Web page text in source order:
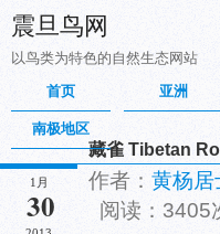
震旦鸟网
以鸟类为特色的自然生态网站
首页
亚洲
南极地区
1月
30
藏雀 Tibetan
作者： 黄杨居
阅读：3405